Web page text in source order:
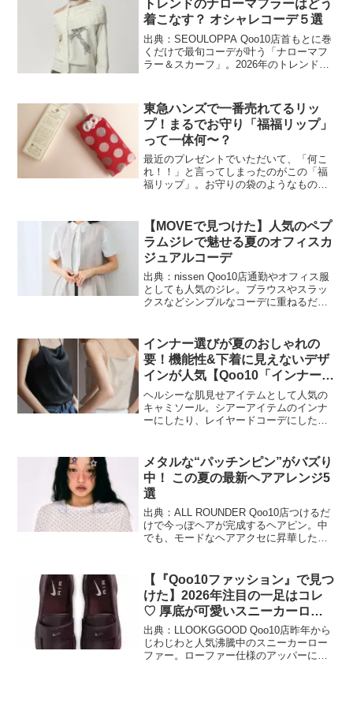
トレンドのナローマフラーはどう
着こなす？ オシャレコーデ５選
出典：SEOULOPPA Qoo10店首もとに巻
くだけで最旬コーデが叶う「ナローマフ
ラー＆スカーフ」。2026年のトレンド小
ラーがシーズンアウトしたら、ナローマ
フラー...
東急ハンズで一番売れてるリッ
プ！まるでお守り「福福リップ」
って一体何〜？
最近のプレゼントでいただいて、「何こ
れ！！」と言ってしまったのがこの「福
福リップ」。お守りの袋のようなものに
のですが、東急ハンズでは一番売れてい
るリップだそうです。（発...
【MOVEで見つけた】人気のペプ
ラムジレで魅せる夏のオフィスカ
ジュアルコーデ
出典：nissen Qoo10店通勤やオフィス服
としても人気のジレ。ブラウスやスラッ
クスなどシンプルなコーデに重ねるだけ
ョン専門サイト『MOVE』で見つけた...
インナー選びが夏のおしゃれの
要！機能性&下着に見えないデザ
インが人気【Qoo10「インナーキ
ャミソール」販売数ランキング】
ヘルシーな肌見せアイテムとして人気の
キャミソール。シアーアイテムのインナ
ーにしたり、レイヤードコーデにした
ル」のランキングをお届けします！イン
ターネット総合ショッピング...
メタルな“パッチンピン”がバズり
中！ この夏の最新ヘアアレンジ5
選
出典：ALL ROUNDER Qoo10店つけるだ
けで今っぽヘアが完成するヘアピン。中
でも、モードなヘアアクセに昇華したの
今回は、Qoo10で見つけたKショップのヘ
ア...
【『Qoo10ファッション』で見つ
けた】2026年注目の一足はコレ
♡ 厚底が可愛いスニーカーロー
ファー
出典：LLOOKGGOOD Qoo10店昨年から
じわじわと人気沸騰中のスニーカーロー
ファー。ローファー仕様のアッパーに高